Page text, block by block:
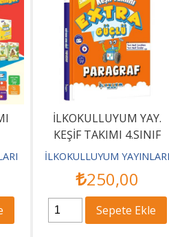
İLKOKULLUYUM YAY.
KEŞİF TAKIMI 4.SINIF
EXTRA GÜÇLÜ PARAGRAF
İLKOKULLUYUM YAYINLARI
250,00
Sepete Ekle